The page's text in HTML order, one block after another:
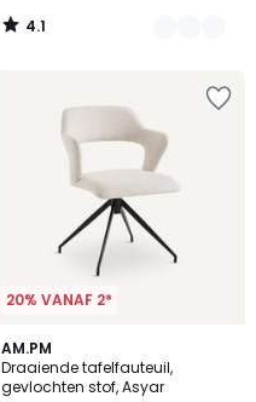
4.1
/
20% VANAF 2*
AM.PM
Draaiende tafelfauteuil,
gevlochten stof, Asyar
4.8
/ 5